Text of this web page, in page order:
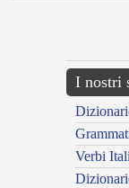
I nostri
Verbi